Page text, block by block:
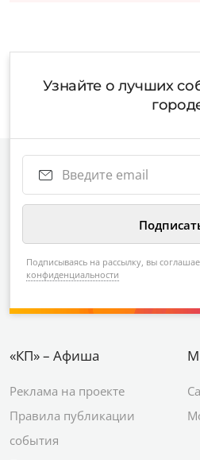
Узнайте о лучших
Подписываясь на рассылку, вы
конфиденциальности
«КП» – Афиша
Реклама на проекте
Правила публикации
события